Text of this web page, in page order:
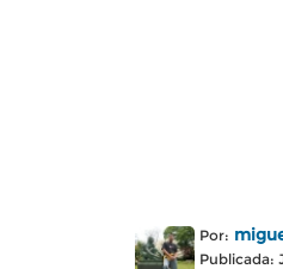
Por:
Publicada: